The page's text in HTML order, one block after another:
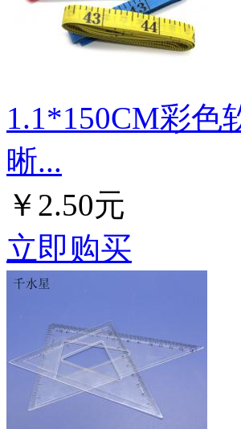
1.1*150CM彩色
晰...
￥2.50元
立即购买